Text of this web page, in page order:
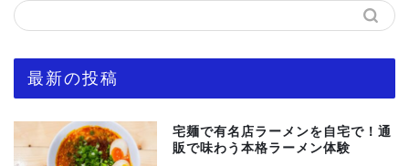
最新の投稿
宅麺で有名店ラーメンを自宅で！通
販で味わう本格ラーメン体験